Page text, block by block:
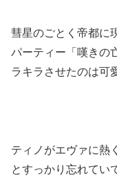
彗星のごとく帝都に
パーティー「嘆きの
ラキラさせたのは可
ティノがエヴァに熱
とすっかり忘れてい